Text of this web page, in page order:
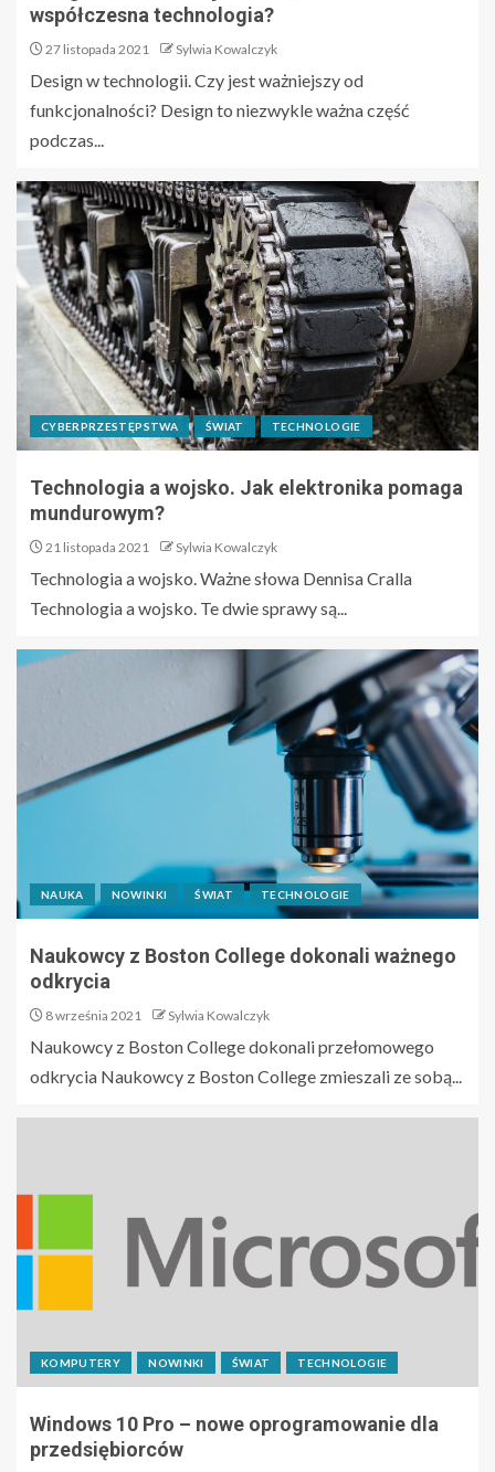
współczesna technologia?
27 listopada 2021 Sylwia Kowalczyk
Design w technologii. Czy jest ważniejszy od
funkcjonalności? Design to niezwykle ważna część
podczas...
CYBERPRZESTĘPSTWA ŚWIAT TECHNOLOGIE
Technologia a wojsko. Jak elektronika pomaga
mundurowym?
21 listopada 2021 Sylwia Kowalczyk
Technologia a wojsko. Ważne słowa Dennisa Cralla
Technologia a wojsko. Te dwie sprawy są...
NAUKA NOWINKI ŚWIAT TECHNOLOGIE
Naukowcy z Boston College dokonali ważnego
odkrycia
8 września 2021 Sylwia Kowalczyk
Naukowcy z Boston College dokonali przełomowego
odkrycia Naukowcy z Boston College zmieszali ze sobą...
KOMPUTERY NOWINKI ŚWIAT TECHNOLOGIE
Windows 10 Pro – nowe oprogramowanie dla
przedsiębiorców